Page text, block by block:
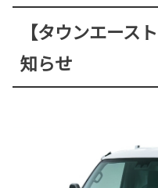
【タウンエース
知らせ